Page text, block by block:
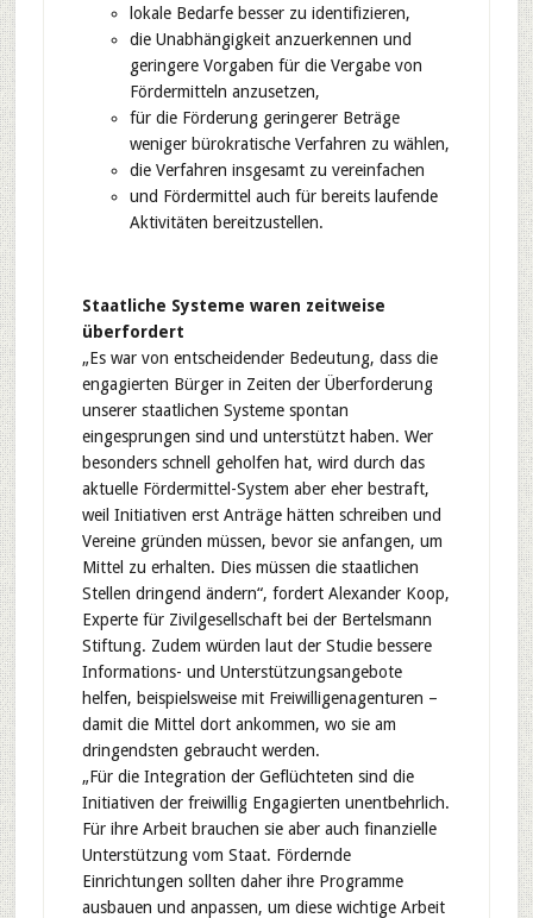
lokale Bedarfe besser zu identifizieren,
die Unabhängigkeit anzuerkennen und
geringere Vorgaben für die Vergabe von
Fördermitteln anzusetzen,
für die Förderung geringerer Beträge
weniger bürokratische Verfahren zu wählen,
die Verfahren insgesamt zu vereinfachen
und Fördermittel auch für bereits laufende
Aktivitäten bereitzustellen.
Staatliche Systeme waren zeitweise
überfordert
„Es war von entscheidender Bedeutung, dass die
engagierten Bürger in Zeiten der Überforderung
unserer staatlichen Systeme spontan
eingesprungen sind und unterstützt haben. Wer
besonders schnell geholfen hat, wird durch das
aktuelle Fördermittel-System aber eher bestraft,
weil Initiativen erst Anträge hätten schreiben und
Vereine gründen müssen, bevor sie anfangen, um
Mittel zu erhalten. Dies müssen die staatlichen
Stellen dringend ändern“, fordert Alexander Koop,
Experte für Zivilgesellschaft bei der Bertelsmann
Stiftung. Zudem würden laut der Studie bessere
Informations- und Unterstützungsangebote
helfen, beispielsweise mit Freiwilligenagenturen –
damit die Mittel dort ankommen, wo sie am
dringendsten gebraucht werden.
„Für die Integration der Geflüchteten sind die
Initiativen der freiwillig Engagierten unentbehrlich.
Für ihre Arbeit brauchen sie aber auch finanzielle
Unterstützung vom Staat. Fördernde
Einrichtungen sollten daher ihre Programme
ausbauen und anpassen, um diese wichtige Arbeit